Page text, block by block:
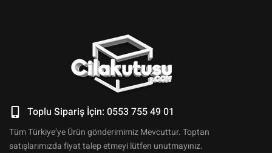
Toplu Sipariş İçin: 0553 755 49 01
Tüm Türkiye’ye Ürün gönderimimiz Mevcuttur. Toptan
satışlarımızda fiyat talep etmeyi lütfen unutmayınız.